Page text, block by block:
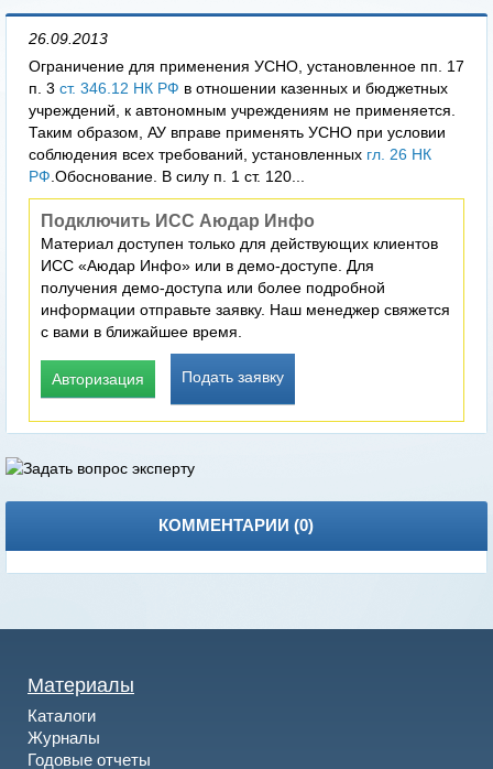
26.09.2013
Ограничение для применения УСНО, установленное пп. 17
п. 3 ст. 346.12 НК РФ в отношении казенных и бюджетных
учреждений, к автономным учреждениям не применяется.
Таким образом, АУ вправе применять УСНО при условии
соблюдения всех требований, установленных гл. 26 НК
РФ .Обоснование. В силу п. 1 ст. 120...
Подключить ИСС Аюдар Инфо
Материал доступен только для действующих клиентов
ИСС «Аюдар Инфо» или в демо-доступе. Для
получения демо-доступа или более подробной
информации отправьте заявку. Наш менеджер свяжется
с вами в ближайшее время.
Авторизация Подать заявку
КОММЕНТАРИИ (0)
Материалы
Каталоги
Журналы
Годовые отчеты